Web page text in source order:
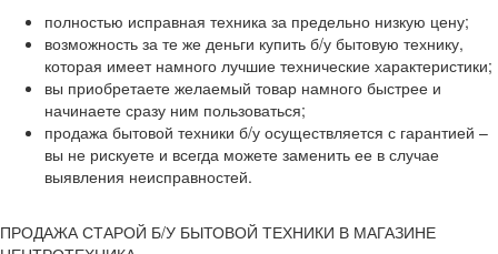
полностью исправная техника за предельно низкую цену;
возможность за те же деньги купить б/у бытовую технику,
которая имеет намного лучшие технические характеристики;
вы приобретаете желаемый товар намного быстрее и
начинаете сразу ним пользоваться;
продажа бытовой техники б/у осуществляется с гарантией –
вы не рискуете и всегда можете заменить ее в случае
выявления неисправностей.
ПРОДАЖА СТАРОЙ Б/У БЫТОВОЙ ТЕХНИКИ В МАГАЗИНЕ